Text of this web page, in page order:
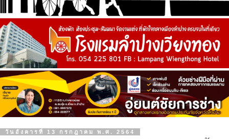
วันอังคารที่ 13 กรกฎาคม พ.ศ. 2564